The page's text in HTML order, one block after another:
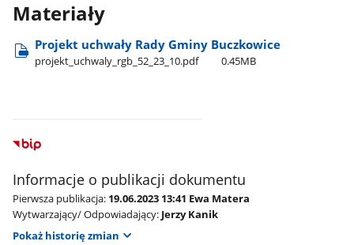
Materiały
Projekt uchwały Rady Gminy Buczkowice
projekt​_uchwaly​_rgb​_52​_23​_10.pdf 0.45MB
Informacje o publikacji dokumentu
Pierwsza publikacja: 19.06.2023 13:41 Ewa Matera
Wytwarzający/ Odpowiadający: Jerzy Kanik
Pokaż historię zmian